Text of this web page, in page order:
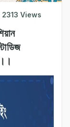
2313 Views